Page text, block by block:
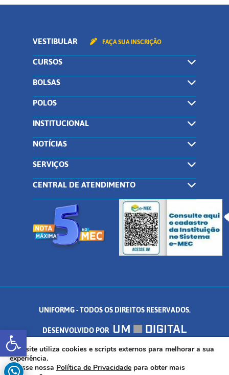
Abrir a barra de ferramentas
VESTIBULAR FAÇA SUA INSCRIÇÃO
CURSOS
BOLSAS
POLOS
INSTITUCIONAL
NOTÍCIAS
SERVIÇOS
CENTRAL DE ATENDIMENTO
UNIFORMG - TODOS OS DIREITOS RESERVADOS.
DESENVOLVIDO POR
AV. DR. ARNALDO DE SENNA, 328 - PALMEIRAS, FORMIGA/MG - CEP:
35.574.530
Este site utiliza cookies e scripts externos para melhorar a sua
experiência.
Acesse nossa Política de Privacidade para obter mais